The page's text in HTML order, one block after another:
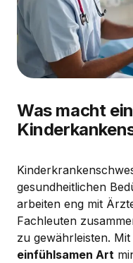
Was macht
gesundheitlichen
arbeiten eng mit
Fachleuten
zu gewährleisten.
einfühlsamen Art